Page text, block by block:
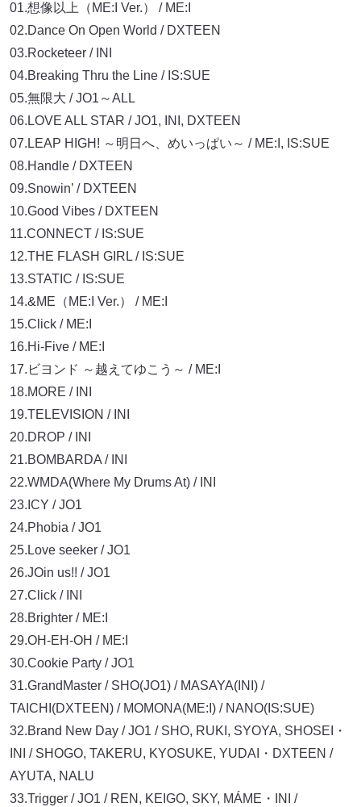
01.想像以上（ME:I Ver.） / ME:I
02.Dance On Open World / DXTEEN
03.Rocketeer / INI
04.Breaking Thru the Line / IS:SUE
05.無限大 / JO1～ALL
06.LOVE ALL STAR / JO1, INI, DXTEEN
07.LEAP HIGH! ～明日へ、めいっぱい～ / ME:I, IS:SUE
08.Handle / DXTEEN
09.Snowin’ / DXTEEN
10.Good Vibes / DXTEEN
11.CONNECT / IS:SUE
12.THE FLASH GIRL / IS:SUE
13.STATIC / IS:SUE
14.&ME（ME:I Ver.） / ME:I
15.Click / ME:I
16.Hi-Five / ME:I
17.ビヨンド ～越えてゆこう～ / ME:I
18.MORE / INI
19.TELEVISION / INI
20.DROP / INI
21.BOMBARDA / INI
22.WMDA(Where My Drums At) / INI
23.ICY / JO1
24.Phobia / JO1
25.Love seeker / JO1
26.JOin us!! / JO1
27.Click / INI
28.Brighter / ME:I
29.OH-EH-OH / ME:I
30.Cookie Party / JO1
31.GrandMaster / SHO(JO1) / MASAYA(INI) /
TAICHI(DXTEEN) / MOMONA(ME:I) / NANO(IS:SUE)
32.Brand New Day / JO1 / SHO, RUKI, SYOYA, SHOSEI・
INI / SHOGO, TAKERU, KYOSUKE, YUDAI・DXTEEN /
AYUTA, NALU
33.Trigger / JO1 / REN, KEIGO, SKY, MÁME・INI /